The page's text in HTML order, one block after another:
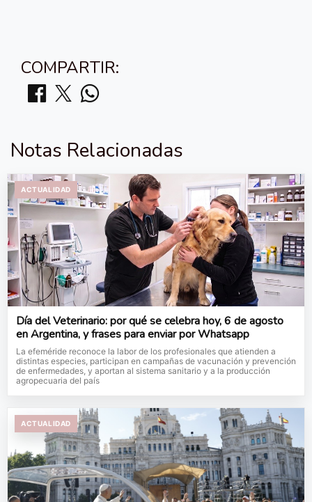
COMPARTIR:
Notas Relacionadas
ACTUALIDAD
Día del Veterinario: por qué se celebra hoy, 6 de agosto
en Argentina, y frases para enviar por Whatsapp
La efeméride reconoce la labor de los profesionales que atienden a
distintas especies, participan en campañas de vacunación y prevención
de enfermedades, y aportan al sistema sanitario y a la producción
agropecuaria del país
ACTUALIDAD